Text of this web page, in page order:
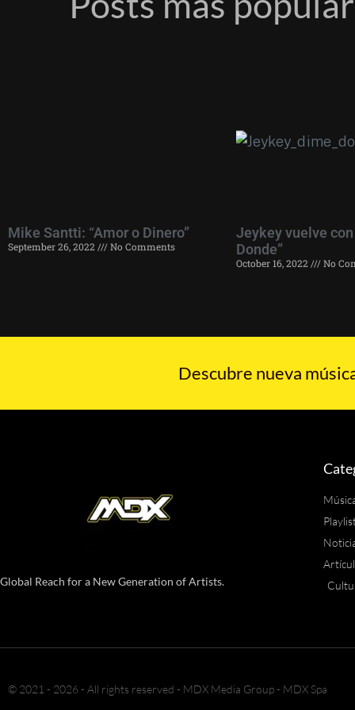
Mike Santti: “Amor o Dinero”
September 26, 2022 No Comments
Jeykey vuelve con
Donde”
October 16, 2022 No
Descubre nueva
Global Reach for a New Generation of Artists.
© 2021 - 2026 - All rights reserved - MDX Media Group - MDX Spa